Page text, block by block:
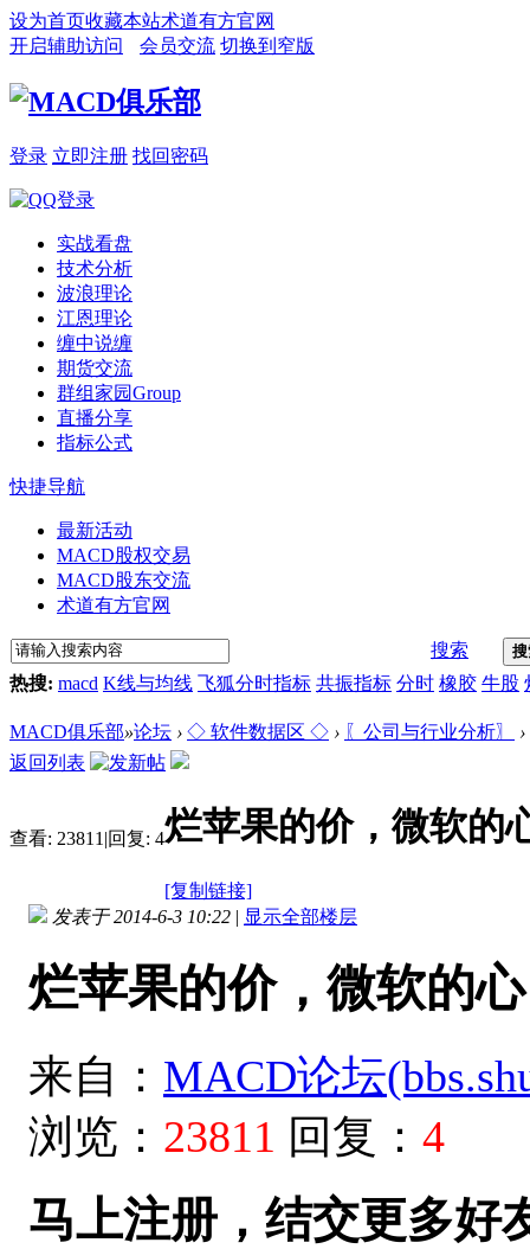
设为首页收藏本站术道有方官网
开启辅助访问
会员交流 切换到窄版
登录 立即注册 找回密码
实战看盘
技术分析
波浪理论
江恩理论
缠中说缠
期货交流
群组家园Group
直播分享
指标公式
快捷导航
最新活动
MACD股权交易
MACD股东交流
术道有方官网
搜索
热搜: macd K线与均线 飞狐分时指标 共振指标 分时 橡胶 牛股
MACD俱乐部»论坛 › ◇ 软件数据区 ◇ › 〖公司与行业分析〗
›
返回列表
查看: 23811 |回复: 4烂苹果的价，微软的
[复制链接]
发表于 2014-6-3 10:22 | 显示全部楼层
烂苹果的价，微软的
来自： MACD论坛
浏览： 23811 回复： 4
马上注册，结交更多好